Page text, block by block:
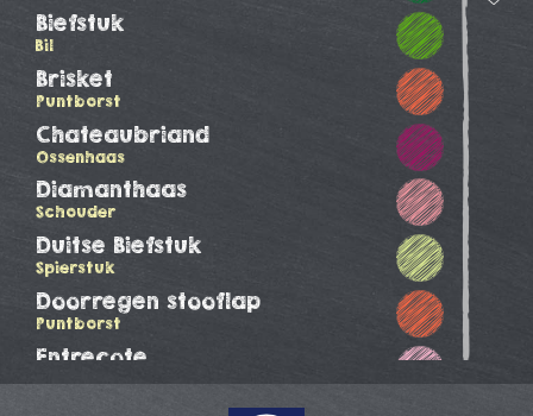
Biefstuk
Bil
Brisket
Puntborst
Chateaubriand
Ossenhaas
Diamanthaas
Schouder
Duitse Biefstuk
Spierstuk
Doorregen stooflap
Puntborst
Entrecote
Ribeye